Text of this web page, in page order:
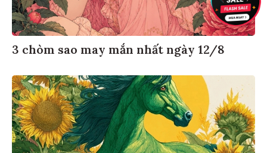
3 chòm sao may mắn nhất ngày 12/8